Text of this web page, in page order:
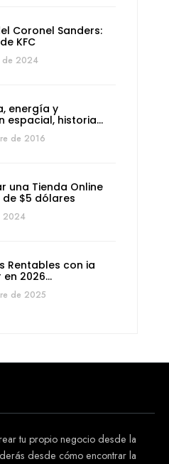
Coronel Sanders:
KFC
de 2024
energía y
espacial, historia…
de 2016
una Tienda Online
$5 dólares
2024
Rentables con ia
en 2026…
de 2025
tu propio negocio desde la
desde cómo encontrar la